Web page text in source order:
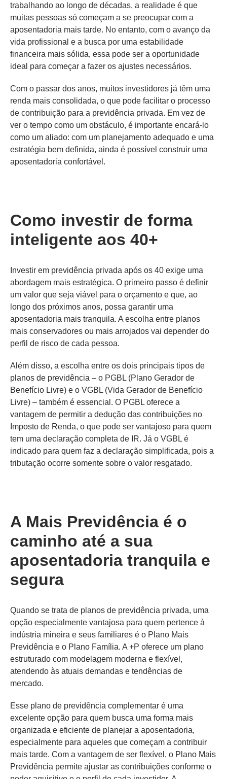
trabalhando ao longo de décadas, a realidade é que
muitas pessoas só começam a se preocupar com a
aposentadoria mais tarde. No entanto, com o avanço da
vida profissional e a busca por uma estabilidade
financeira mais sólida, essa pode ser a oportunidade
ideal para começar a fazer os ajustes necessários.
Com o passar dos anos, muitos investidores já têm uma
renda mais consolidada, o que pode facilitar o processo
de contribuição para a previdência privada. Em vez de
ver o tempo como um obstáculo, é importante encará-lo
como um aliado: com um planejamento adequado e uma
estratégia bem definida, ainda é possível construir uma
aposentadoria confortável.
Como investir de forma
inteligente aos 40+
Investir em previdência privada após os 40 exige uma
abordagem mais estratégica. O primeiro passo é definir
um valor que seja viável para o orçamento e que, ao
longo dos próximos anos, possa garantir uma
aposentadoria mais tranquila. A escolha entre planos
mais conservadores ou mais arrojados vai depender do
perfil de risco de cada pessoa.
Além disso, a escolha entre os dois principais tipos de
planos de previdência – o PGBL (Plano Gerador de
Benefício Livre) e o VGBL (Vida Gerador de Benefício
Livre) – também é essencial. O PGBL oferece a
vantagem de permitir a dedução das contribuições no
Imposto de Renda, o que pode ser vantajoso para quem
tem uma declaração completa de IR. Já o VGBL é
indicado para quem faz a declaração simplificada, pois a
tributação ocorre somente sobre o valor resgatado.
A Mais Previdência é o
caminho até a sua
aposentadoria tranquila e
segura
Quando se trata de planos de previdência privada, uma
opção especialmente vantajosa para quem pertence à
indústria mineira e seus familiares é o Plano Mais
Previdência e o Plano Família. A +P oferece um plano
estruturado com modelagem moderna e flexível,
atendendo às atuais demandas e tendências de
mercado.
Esse plano de previdência complementar é uma
excelente opção para quem busca uma forma mais
organizada e eficiente de planejar a aposentadoria,
especialmente para aqueles que começam a contribuir
mais tarde. Com a vantagem de ser flexível, o Plano Mais
Previdência permite ajustar as contribuições conforme o